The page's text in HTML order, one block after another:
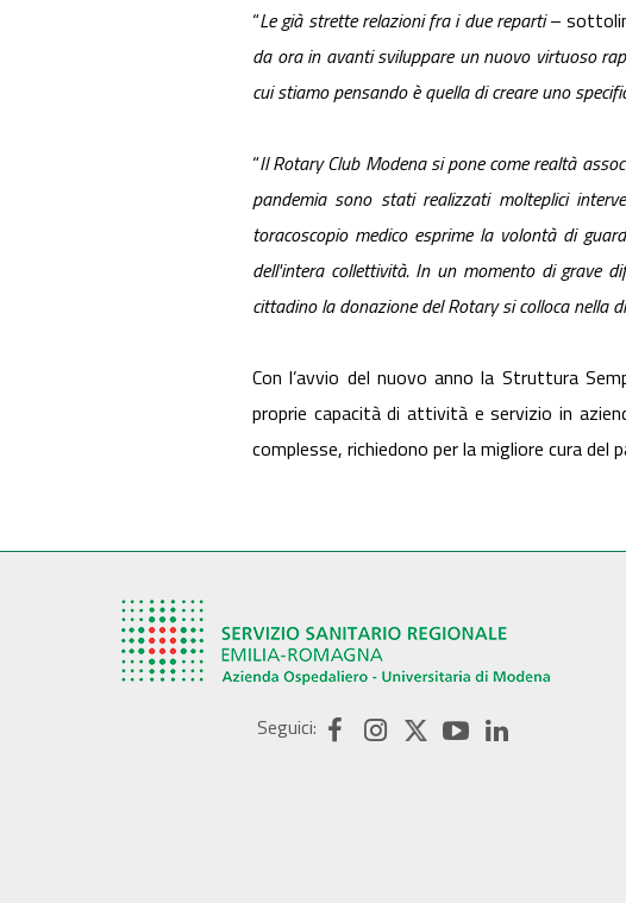
“Le già strette relazioni fra i due reparti–
da ora in avanti sviluppare un nuovo virtuoso
cui stiamo pensando è quella di creare uno
“Il Rotary Club Modena si pone come realtà
pandemia sono stati realizzati molteplici
toracoscopio medico esprime la volontà di
dell'intera collettività. In un momento di grave
cittadino la donazione del Rotary si colloca nella
Con l’avvio del nuovo anno la Struttura
proprie capacità di attività e servizio in
complesse, richiedono per la migliore cura del
Seguici: